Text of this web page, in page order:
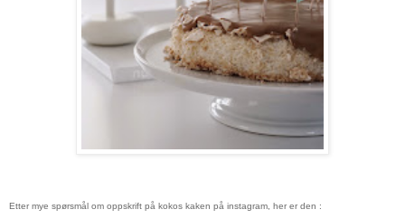
Etter mye spørsmål om oppskrift på kokos kaken på instagram, her er den :